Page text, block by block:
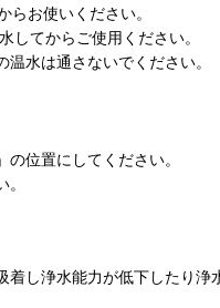
お使いください。
してからご使用ください。
水は通さないでください。
位置にしてください。
し浄水能力が低下したり浄